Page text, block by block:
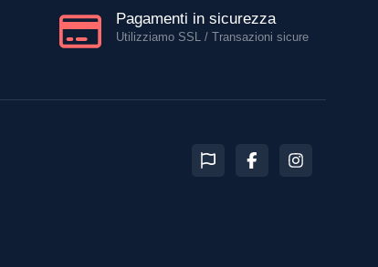
Pagamenti in sicurezza
Utilizziamo SSL / Transazioni sicure